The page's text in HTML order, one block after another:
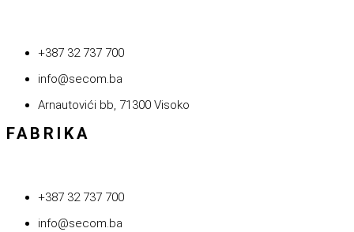
+387 32 737 700
info@secom.ba
Arnautovići bb, 71300 Visoko
FABRIKA
+387 32 737 700
info@secom.ba